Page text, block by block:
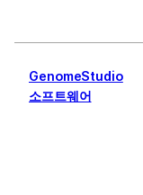
GenomeStudio
소프트웨어